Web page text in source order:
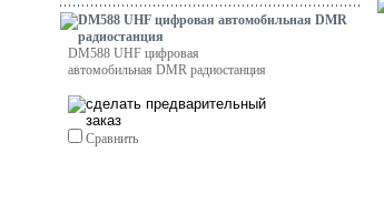
DM588 UHF цифровая
автомобильная DMR радиостанция
Сравнить